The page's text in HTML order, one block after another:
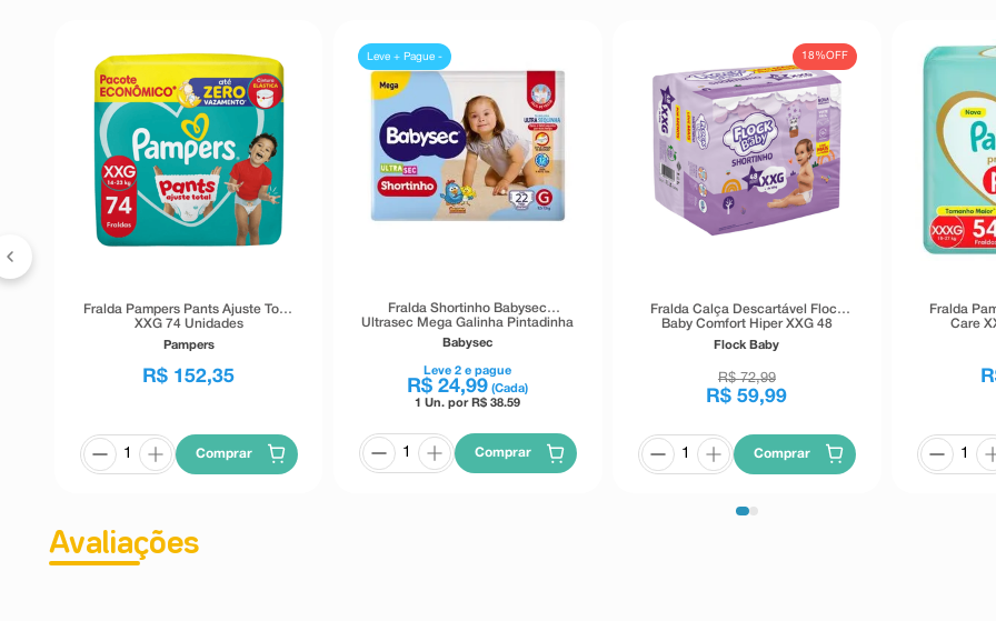
Fralda Pampers Pants Ajuste Total
XXG 74 Unidades
Pampers
R$ 152,35
Comprar
Leve + Pague -
Fralda Shortinho Babysec
Ultrasec Mega Galinha Pintadinha
G 22 Unidades
Babysec
Leve2 e pague
R$ 24,99 (Cada)
1 Un. por R$38.59
Comprar
18%OFF
Fralda Calça Descartável Flock
Baby Comfort Hiper XXG 48
Unidades
Flock Baby
R$ 72,99
R$ 59,99
Comprar
Fralda
Care
Avaliações